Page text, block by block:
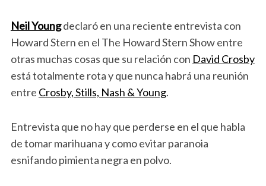
Neil Youngdeclaró en una reciente entrevista con
Howard Stern en el The Howard Stern Show entre
otras muchas cosas que su relación con David Crosby
está totalmente rota y que nunca habrá una reunión
entre Crosby, Stills, Nash & Young.
Entrevista que no hay que perderse en el que habla
de tomar marihuana y como evitar paranoia
esnifando pimienta negra en polvo.